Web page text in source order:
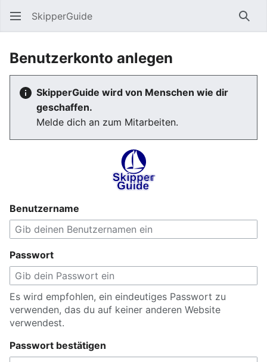
SkipperGuide
Benutzerkonto anlegen
SkipperGuide wird von Menschen wie dir
geschaffen.
Melde dich an zum Mitarbeiten.
Benutzername
Passwort
Es wird empfohlen, ein eindeutiges Passwort zu
verwenden, das du auf keiner anderen Website
verwendest.
Passwort bestätigen